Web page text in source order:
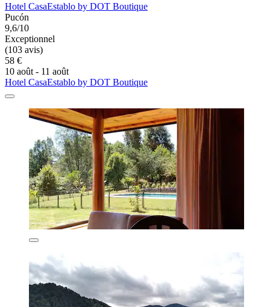
Hotel CasaEstablo by DOT Boutique
Pucón
9,6/10
Exceptionnel
(103 avis)
58 €
10 août - 11 août
Hotel CasaEstablo by DOT Boutique